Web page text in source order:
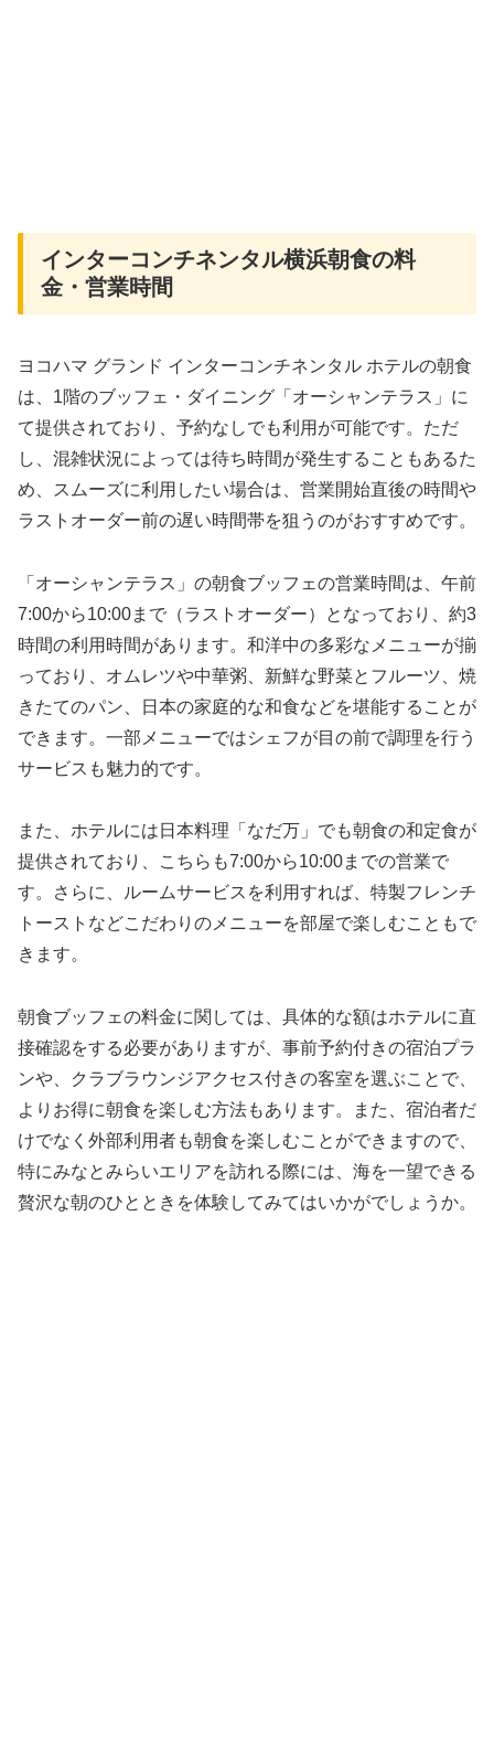
インターコンチネンタル横浜朝食の料
金・営業時間
ヨコハマ グランド インターコンチネンタル ホテルの朝食
は、1階のブッフェ・ダイニング「オーシャンテラス」に
て提供されており、予約なしでも利用が可能です。ただ
し、混雑状況によっては待ち時間が発生することもあるた
め、スムーズに利用したい場合は、営業開始直後の時間や
ラストオーダー前の遅い時間帯を狙うのがおすすめです。
「オーシャンテラス」の朝食ブッフェの営業時間は、午前
7:00から10:00まで（ラストオーダー）となっており、約3
時間の利用時間があります。和洋中の多彩なメニューが揃
っており、オムレツや中華粥、新鮮な野菜とフルーツ、焼
きたてのパン、日本の家庭的な和食などを堪能することが
できます。一部メニューではシェフが目の前で調理を行う
サービスも魅力的です。
また、ホテルには日本料理「なだ万」でも朝食の和定食が
提供されており、こちらも7:00から10:00までの営業で
す。さらに、ルームサービスを利用すれば、特製フレンチ
トーストなどこだわりのメニューを部屋で楽しむこともで
きます。
朝食ブッフェの料金に関しては、具体的な額はホテルに直
接確認をする必要がありますが、事前予約付きの宿泊プラ
ンや、クラブラウンジアクセス付きの客室を選ぶことで、
よりお得に朝食を楽しむ方法もあります。また、宿泊者だ
けでなく外部利用者も朝食を楽しむことができますので、
特にみなとみらいエリアを訪れる際には、海を一望できる
贅沢な朝のひとときを体験してみてはいかがでしょうか。